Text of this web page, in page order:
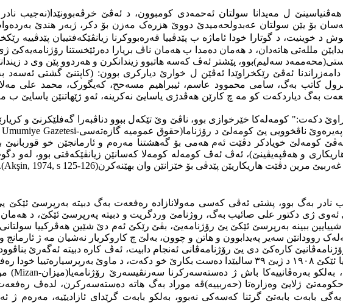
بۆ یێن سولتان عەبدولحەمیدێ دووێ هزرەک مەزن بۆ دکر، ژبەر هندێ بەردەوام
د خوینیت، د گوتارا خودا ئاماژە ب پێدڤییا قەرەبووکرنا زیانڤێکەفتییان پێدڤییە
فیدایێن مللەتی هاتەدان، د هەمان دەمدا ب هەمان ناڤ بریارا دەرئێخستنا
سەلیم)بوو، پێشتر ئەڤ کەسە هاتبوو زیندانکرن و هەردوو پێن وی د
ئەڤێ رێکخراوێدا ئەڤێن ل خوارێ دیارکری بوون: (کاپتنێ گشتی
کاتب بەگ، سامی محموود عاسم، ئیبراهیم مسەحح، کەیگورک، محمد علی
بەگ دیاردکەت کو مە چ کارێن هەڤدژی یاسایێ نەکرینە، ئەو ژێهاتنێن یاسایێ ب
دکەت:" کومەلەکا خێرخوازی بوو، ناڤێ وێ تێکەل ببوو دناڤبەرا گەفلێکرنێ و
Gazetesi-
ئەڤێ کومەلێ خویادکر دڤێت ئەم هەمی بۆ گەهشتنا مەرەم و ئارمانجێن خو
و هەڤپەیڤینێ)، ئەڤ ئەڤ کومەلە کومەلا کەسانێن زیانڤێکەفتی بوو، لەو
مرین دڤێت هاریکاریێن پێدڤی بۆ خێزانێن وان بهێنەکرن(
Akşin, 1974, s 125-126
)
.
ئەوی ژی دکتور علی صائیب بەگ، روژنامێ وردگریت و دبیتە پەرپرسێ ئێکێ، د
ببینە بەرپرسێ ئێکێ یێ رۆژنامه‌یێ، بڤێ رێکێ ئەم دێ شێین هەڤرکییا سولتانی
روودانێن سەیر پەیدابوون و هاتن و چوون، بەلێ چ کاروکریار نەشیان مە ژ ئارمانج
کارەکێ دی یێ رۆژنامەڤانی ئەنجام دابیت، ئەڤ کارە دبیتە ئەگەرێ
)، بڤی رەنگی ل رێکەفتی ٩ چرییا ئێکێ ١٩٠٨ د ژیێ ٣٩ سالیێدا دەست بکارێ خو دکەت، د ماوێ
بەلکو بەرەڤانییەکا باش ژ دەستەسەرکرنا سەرنڤیسەرێ رۆژنامه‌یا(میزانMizan-
حکومەتێ ژلایێ وەزارەتا (حەربییه‌)ڤە موراد بەگ هاتە دەستەسەرکرن، لدەڤ
بابەت بابەتێ گرتنا کەسەکی نەبوو، بەلکو بابەت گرێدای ئازادیێیە، مەرەم ژ